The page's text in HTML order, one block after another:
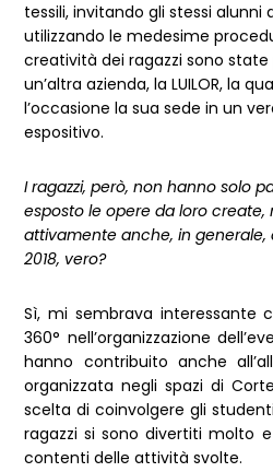
tessili, invitando gli stessi alunni
utilizzando le medesime
creatività dei ragazzi sono state
un’altra azienda, la LUILOR, la
l’occasione la sua sede in un
espositivo.
I ragazzi, però, non hanno solo
esposto le opere da loro
attivamente anche, in generale,
2018, vero?
Sì, mi sembrava interessante
360° nell’organizzazione
hanno contribuito anche
organizzata negli spazi di
scelta di coinvolgere gli
ragazzi si sono divertiti molto
contenti delle attività svolte.